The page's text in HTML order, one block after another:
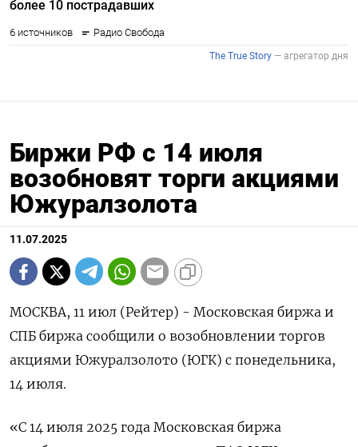
Биржи РФ с 14 июля
возобновят торги акциями
Южуралзолота
11.07.2025
МОСКВА, 11 июл (Рейтер) - Московская биржа и
СПБ биржа сообщили о возобновлении торгов
акциями Южуралзолото (ЮГК) с понедельника,
14 июля.
«С 14 июля 2025 года Московская биржа